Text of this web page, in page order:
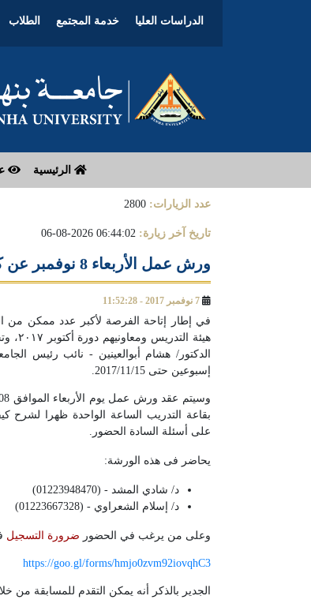
الدراسات العليا خدمة المجتمع الطلاب
الرئيسية
عدد الزيارات: 2800
تاريخ آخر زيارة: 06:44:02 2026-08-06
ورش عمل الأربعاء 8 نوفمبر عن كيفية الفوز في مسابقة نشر روابط مواقع هيئة التدريس والهيئة المعاونة
في إطار إتاحة الفرصة لأكبر عدد ممكن من
هيئة
الدكتور/ هشام أبوالعينين - نائب رئيس
إسبوعين حتى 2017/11/15.
بقاعة التدريب الساعة الواحدة ظهرا لشرح
على أسئلة السادة الحضور.
يحاضر فى هذه الورشة:
د/ شادي المشد - (01223948470)
د/ إسلام الشعراوي - (01223667328)
وعلى من يرغب في الحضور ضرورة التسجيل
https://goo.gl/forms/hmjo0zvm92iovqhC3
الجدير بالذكر أنه يمكن التقدم للمسابقة من